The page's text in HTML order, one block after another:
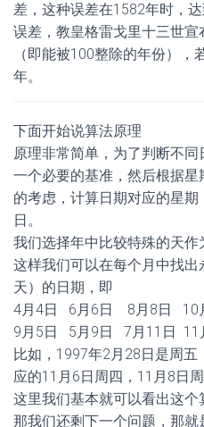
差，这种误差在1582年时，
误差，教皇格雷戈里十三世
（即能被100整除的年份）
年。
下面开始说算法原理
原理非常简单，为了判断不
一个必要的基准，然后根据
的考虑，计算日期对应的星
日。
我们选择年中比较特殊的天作
这样我们可以在每个月中找
天）的日期，即
4月4日 6月6日 8月8日 10
9月5日 5月9日 7月11日
比如，1997年2月28日是周
应的11月6日周四，11月8日
这里我们基本就可以看出这个
那我们还剩下一个问题，那